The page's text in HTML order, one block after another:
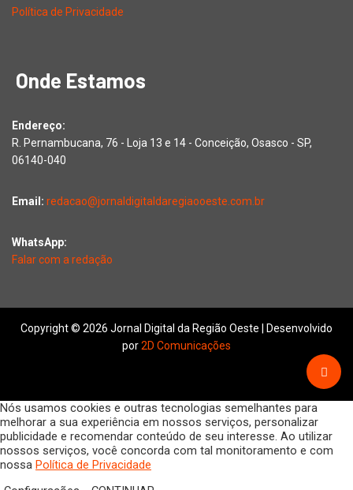
Política de Privacidade
Onde Estamos
Endereço:
R. Pernambucana, 76 - Loja 13 e 14 - Conceição, Osasco - SP,
06140-040
Email: redacao@jornaldigitaldaregiaooeste.com.br
WhatsApp:
Falar com a redação
Copyright © 2026 Jornal Digital da Região Oeste | Desenvolvido
por2D Comunicações
Nós usamos cookies e outras tecnologias semelhantes para
melhorar a sua experiência em nossos serviços, personalizar
publicidade e recomendar conteúdo de seu interesse. Ao utilizar
nossos serviços, você concorda com tal monitoramento e com
nossa Política de Privacidade